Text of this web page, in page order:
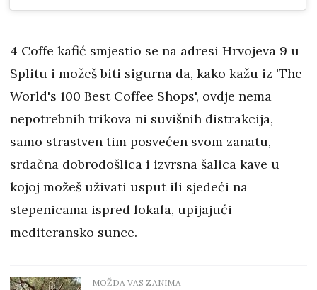
4 Coffe kafić smjestio se na adresi Hrvojeva 9 u
Splitu i možeš biti sigurna da, kako kažu iz 'The
World's 100 Best Coffee Shops', ovdje nema
nepotrebnih trikova ni suvišnih distrakcija,
samo strastven tim posvećen svom zanatu,
srdačna dobrodošlica i izvrsna šalica kave u
kojoj možeš uživati usput ili sjedeći na
stepenicama ispred lokala, upijajući
mediteransko sunce.
MOŽDA VAS ZANIMA